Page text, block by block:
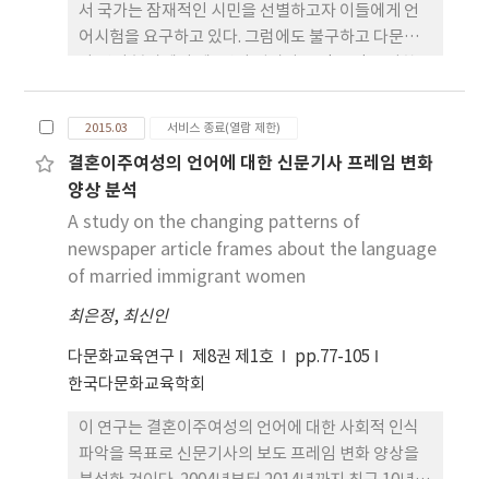
하다고 생각하고 있다.
서 국가는 잠재적인 시민을 선별하고자 이들에게 언
어시험을 요구하고 있다. 그럼에도 불구하고 다문화․
한국어 평가에 관한 연구물은 많이 축적되지 않은 편
이다. 본 연구의 목적은 국내에서 시행되는 귀화시험
이 이주자의 한국어 능숙도, 사회 적응능력, 혹은 사
회문화적 지식을 평가하기 위한 중립적인 도구로 사
용되고 있는지, 아니면 사회정치적 문지기의 역할이
더 강조되고 있는지 탐색하는 것이다. 이를 위해 관련
대중매체, 정책 문서자료 등을 기반으로 이민귀화적
격시험(KINAT)의 목적, 내용과 과정을 분석하고, 시
과 귀화시험은 한국 공동체에 참여하기 위해 요구되
는 언어적, 사회문화적 지식을 평가하기 보다는 사회
통합과 안녕이라는 미명 하에 적격한 이민자를 선별
었다. 본 연구 결과를 토대로 향후 귀화시험의 운용과
개발에 대한 시사점을 제시하였다.
2015.03 서비스 종료(열람 제한)
결혼이주여성의 언어에 대한 신문기사 프레임 변화
양상 분석
A study on the changing patterns of
newspaper article frames about the language
of married immigrant women
최은정, 최신인
다문화교육연구 제8권 제1호
pp.77-105
한국다문화교육학회
이 연구는 결혼이주여성의 언어에 대한 사회적 인식
파악을 목표로 신문기사의 보도 프레임 변화 양상을